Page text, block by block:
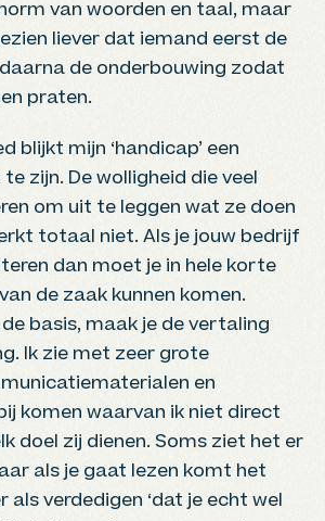
van woorden en taal, maar
liever dat iemand eerst de
de onderbouwing zodat
praten.
blijkt mijn ‘handicap’ een
zijn. De wolligheid die veel
om uit te leggen wat ze doen
totaal niet. Als je jouw bedrijf
dan moet je in hele korte
de zaak kunnen komen.
basis, maak je de vertaling
Ik zie met zeer grote
en
komen waarvan ik niet direct
doel zij dienen. Soms ziet het er
als je gaat lezen komt het
als verdedigen ‘dat je echt wel